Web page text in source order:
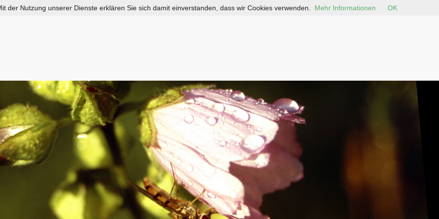
der Nutzung unserer Dienste erklären Sie sich damit einverstanden, dass wir Cookies verwenden. Mehr Informationen OK